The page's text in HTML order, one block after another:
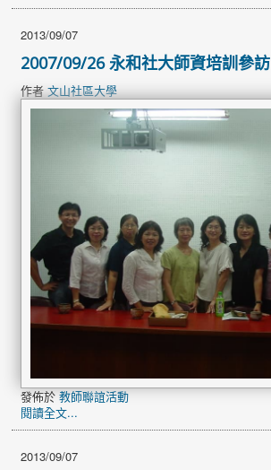
2013/09/07
2007/09/26 永和社大師資培訓參訪
作者文山社區大學
發佈於 教師聯誼活動
閱讀全文...
2013/09/07